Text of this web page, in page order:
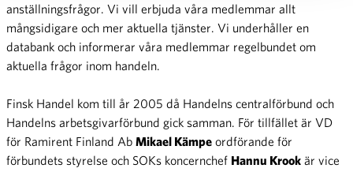
anställningsfrågor. Vi vill erbjuda våra medlemmar allt
mångsidigare och mer aktuella tjänster. Vi underhåller en
databank och informerar våra medlemmar regelbundet om
aktuella frågor inom handeln.
Finsk Handel kom till år 2005 då Handelns centralförbund och
Handelns arbetsgivarförbund gick samman. För tillfället är VD
för Ramirent Finland Ab Mikael Kämpe ordförande för
förbundets styrelse och SOKs koncernchef Hannu Krook är vice